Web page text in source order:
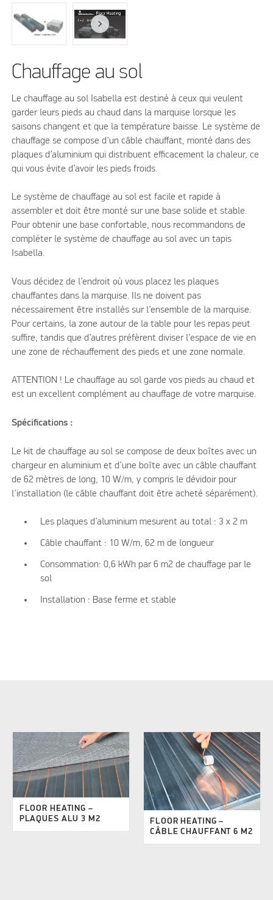
Chauffage au sol
Le chauffage au sol Isabella est destiné à ceux qui veulent
garder leurs pieds au chaud dans la marquise lorsque les
saisons changent et que la température baisse. Le système de
chauffage se compose d’un câble chauffant, monté dans des
plaques d’aluminium qui distribuent efficacement la chaleur, ce
qui vous évite d’avoir les pieds froids.
Le système de chauffage au sol est facile et rapide à
assembler et doit être monté sur une base solide et stable.
Pour obtenir une base confortable, nous recommandons de
compléter le système de chauffage au sol avec un tapis
Isabella.
Vous décidez de l’endroit où vous placez les plaques
chauffantes dans la marquise. Ils ne doivent pas
nécessairement être installés sur l’ensemble de la marquise.
Pour certains, la zone autour de la table pour les repas peut
suffire, tandis que d’autres préfèrent diviser l’espace de vie en
une zone de réchauffement des pieds et une zone normale.
ATTENTION ! Le chauffage au sol garde vos pieds au chaud et
est un excellent complément au chauffage de votre marquise.
Spécifications :
Le kit de chauffage au sol se compose de deux boîtes avec un
chargeur en aluminium et d’une boîte avec un câble chauffant
de 62 mètres de long, 10 W/m, y compris le dévidoir pour
l’installation (le câble chauffant doit être acheté séparément).
Les plaques d’aluminium mesurent au total : 3 x 2 m
Câble chauffant : 10 W/m, 62 m de longueur
Consommation: 0,6 kWh par 6 m2 de chauffage par le
sol
Installation : Base ferme et stable
FLOOR HEATING –
PLAQUES ALU 3 M2
FLOOR HEATING –
CÂBLE CHAUFFANT 6 M2